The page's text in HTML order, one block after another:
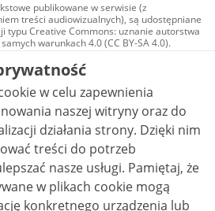
publikowane w serwisie (z
treści audiowizualnych), są udostępniane
typu Creative Commons: uznanie autorstwa
warunkach 4.0 (CC BY-SA 4.0).
audiowizualne, w tym zdjęcia, materiały
są udostępniane na licencji typu
uznanie autorstwa użycie
- bez utworów zależnych 4.0 (CC BY-
o ile nie jest to stwierdzone inaczej.
w celu zapewnienia
naszej witryny oraz do
strony. Dzięki nim
treści do potrzeb
usługi. Pamiętaj, że
w plikach cookie mogą
konkretnego urządzenia lub